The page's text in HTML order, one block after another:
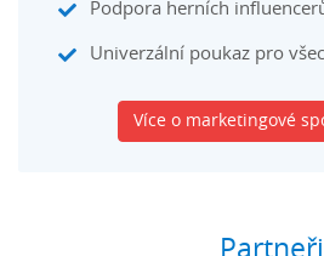
Podpora herních
Univerzální poukaz pro
Více o marketingové